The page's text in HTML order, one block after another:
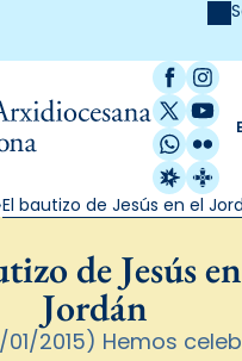
Facebook
X /
Flickr
Radio
El bautizo de Jesús en el
de Jesús
Jordán
01/2015) Hemos